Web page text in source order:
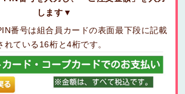
します▼
番号は組合員カードの表面最下段に記載
れている16桁と4桁です。